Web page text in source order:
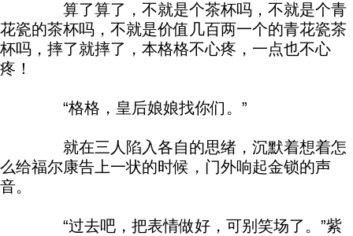
算了算了，不就是个茶杯吗，不就是个青
花瓷的茶杯吗，不就是价值几百两一个的青花瓷茶
杯吗，摔了就摔了，本格格不心疼，一点也不心
疼！
“格格，皇后娘娘找你们。”
就在三人陷入各自的思绪，沉默着想着怎
么给福尔康告上一状的时候，门外响起金锁的声
音。
“过去吧，把表情做好，可别笑场了。”紫